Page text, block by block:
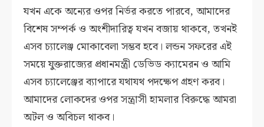
যখন একে অন্যের ওপর নির্ভর করতে পারবে, আমাদের
বিশেষ সম্পর্ক ও অংশীদারিত্ব যখন বজায় থাকবে, তখনই
এসব চ্যালেঞ্জ মোকাবেলা সম্ভব হবে। লন্ডন সফরের এই
সময়ে যুক্তরাজ্যের প্রধানমন্ত্রী ডেভিড ক্যামেরন ও আমি
এসব চ্যালেঞ্জের ব্যাপারে যথাযথ পদক্ষেপ গ্রহণ করব।
আমাদের লোকদের ওপর সন্ত্রাসী হামলার বিরুদ্ধে আমরা
অটল ও অবিচল থাকব।